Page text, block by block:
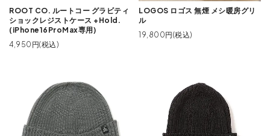
ROOT CO. ルートコー グラビティ
ショックレジストケース +Hold.
(iPhone16ProMax専用)
4,950円(税込)
LOGOS ロゴス 無煙 メシ暖房グリ
ル
19,800円(税込)